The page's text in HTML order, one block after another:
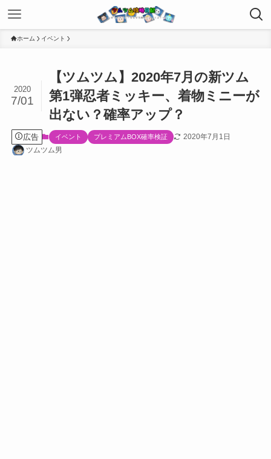
ホーム イベント
【ツムツム】2020年7月の新ツム
第1弾忍者ミッキー、着物ミニーが
出ない？確率アップ？
2020
7/01
広告 イベント プレミアムBOX確率検証
2020年7月1日
ツムツム男